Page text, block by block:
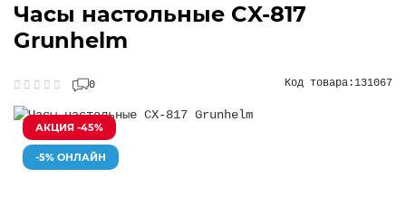
Часы настольные CX-817
Grunhelm
0 Код товара:131067
АКЦИЯ -45%
-5% ОНЛАЙН